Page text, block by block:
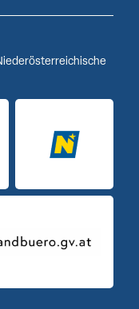
Access IDLogo
Union
Breitbandbuero Logo